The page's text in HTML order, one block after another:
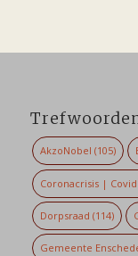
AkzoNobel (105)
Coronacrisis |
Dorpsraad (114)
Gemeente